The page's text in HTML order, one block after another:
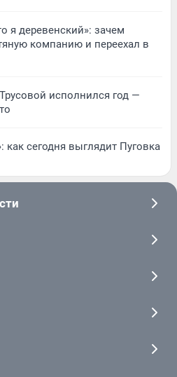
я деревенский»: зачем
компанию и переехал в
исполнился год —
сегодня выглядит Пуговка